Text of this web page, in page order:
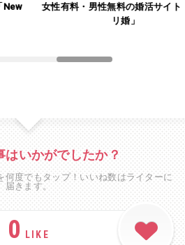
無料の婚活サイト「キャ
Web集客のお
はいかがでしたか？
何度でもタップ！いいね数はライターに
届きます。
0 LIKE